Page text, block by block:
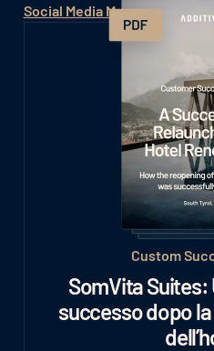
Social Media Marketing Hotel
Custom
SomVita Suites:
successo dopo